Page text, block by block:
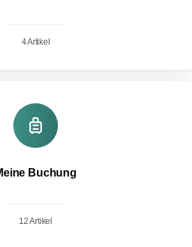
4 Artikel
Buchung
12 Artikel